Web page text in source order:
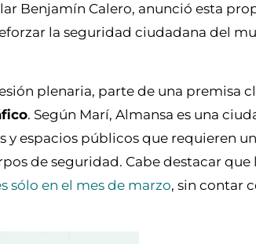
Benjamín Calero, anunció esta
la seguridad ciudadana del
plenaria, parte de una premisa
. Según Marí, Almansa es una
espacios públicos que requieren
de seguridad. Cabe destacar que
sólo en el mes de marzo, sin contar